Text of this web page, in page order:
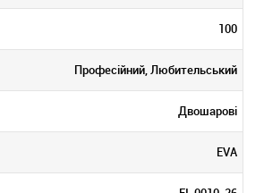
100
Професійний, Любительський
Двошарові
EVA